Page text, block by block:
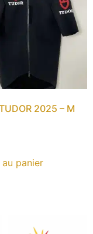
2025 – M
panier